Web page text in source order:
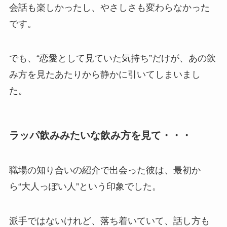
会話も楽しかったし、やさしさも変わらなかった
です。
でも、“恋愛として見ていた気持ち”だけが、あの飲
み方を見たあたりから静かに引いてしまいまし
た。
ラッパ飲みみたいな飲み方を見て・・・
職場の知り合いの紹介で出会った彼は、最初か
ら“大人っぽい人”という印象でした。
派手ではないけれど、落ち着いていて、話し方も